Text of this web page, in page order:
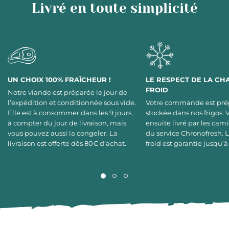
Livré en toute simplicité
UN CHOIX 100% FRAÎCHEUR !
Notre viande est préparée le jour de
l’expédition et conditionnée sous vide.
Elle est à consommer dans les 9 jours,
à compter du jour de livraison, mais
vous pouvez aussi la congeler. La
livraison est offerte dès 80€ d’achat.
LE RESPECT DE LA
FROID
Votre commande est
stockée dans nos frigos.
ensuite livré par les
du service Chronofresh.
froid est garantie